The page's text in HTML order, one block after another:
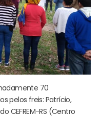
70
pelos freis: Patrício,
CEFREM-RS (Centro